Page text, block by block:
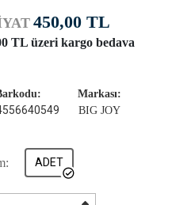
450,00 TL
TL üzeri kargo bedava
Markası:
BIG JOY
ADET